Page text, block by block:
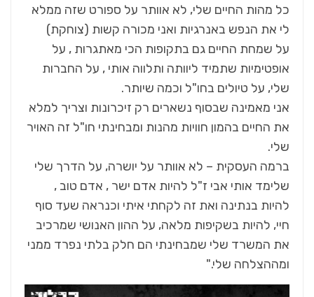
כל מהות החיים שלי, לא אוותר על ספורט שזה ממלא
לי את הנפש באנרגיות ואני מכורה קשות (צוחקת)
על שמחת החיים גם בתקופות הכי מאתגרות , על
אופטימיות שתמיד ליוותה ותלווה אותי , על החברות
שלי, על טיולים בחו"ל וכמה שיותר.
אני מאמינה שבסוף נשארים רק זיכרונות וצריך למלא
את החיים בהמון חוויות מהנות ומבחינתי חו"ל זה האויר
שלי.
ברמה העסקית – לא אוותר על יושרה, על הדרך שלי
שלימד אותי אבי ז"ל להיות אדם ישר , אדם טוב ,
להיות בנתינה ואת זה לקחתי איתי וכנראה שעד סוף
חיי, להיות בשקיפות מלאה, על ההון האנושי שמרכיב
את המשרד שלי שמבחינתי הם חלק בלתי נפרד ממני
ומההצלחה שלי."